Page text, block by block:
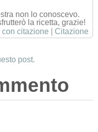
non lo conoscevo.
la ricetta, grazie!
con citazione
Citazione
post.